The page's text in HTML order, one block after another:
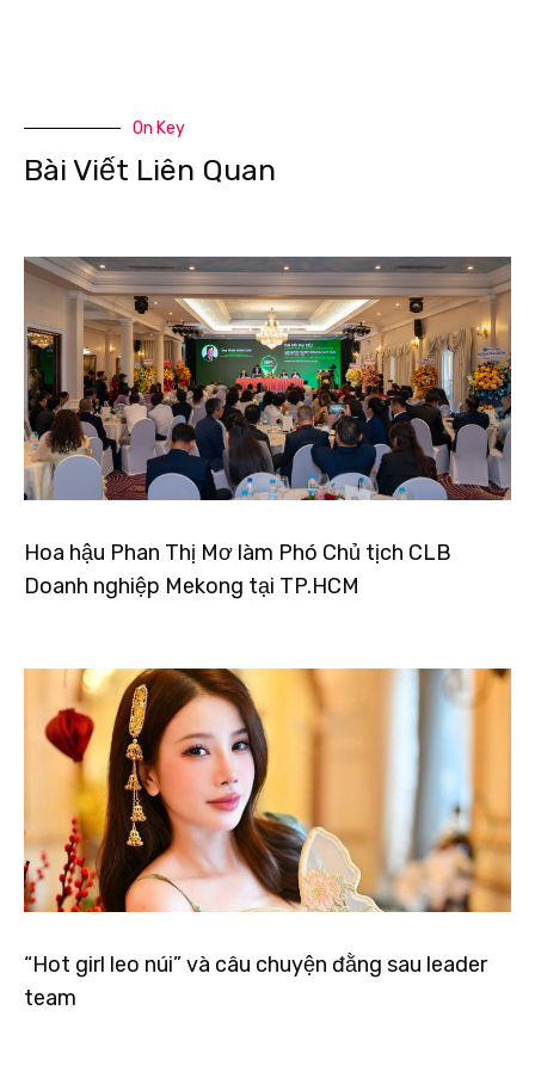
On Key
Bài Viết Liên Quan
Hoa hậu Phan Thị Mơ làm Phó Chủ tịch CLB
Doanh nghiệp Mekong tại TP.HCM
“Hot girl leo núi” và câu chuyện đằng sau leader
team